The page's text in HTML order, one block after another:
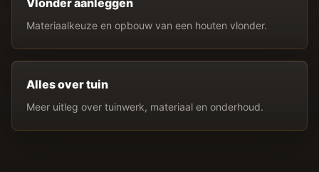
Vlonder aanleggen
Materiaalkeuze en opbouw van een houten vlonder.
Alles over tuin
Meer uitleg over tuinwerk, materiaal en onderhoud.